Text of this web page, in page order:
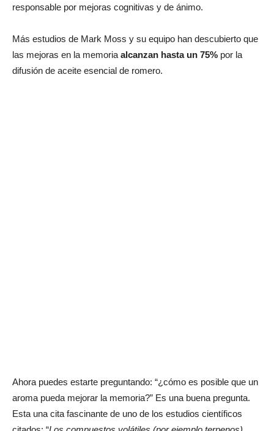
responsable por mejoras cognitivas y de ánimo.
Más estudios de Mark Moss y su equipo han descubierto que
las mejoras en la memoria alcanzan hasta un 75% por la
difusión de aceite esencial de romero.
Ahora puedes estarte preguntando: “¿cómo es posible que un
aroma pueda mejorar la memoria?” Es una buena pregunta.
Esta una cita fascinante de uno de los estudios científicos